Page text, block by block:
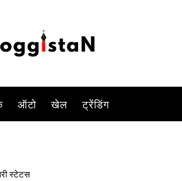
ऑटो खेल ट्रेंडिंग
स्टेटस